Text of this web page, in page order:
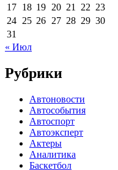
17 18 19 20 21 22 23
24 25 26 27 28 29 30
31
« Июл
Рубрики
Автоновости
Автособытия
Автоспорт
Автоэксперт
Актеры
Аналитика
Баскетбол